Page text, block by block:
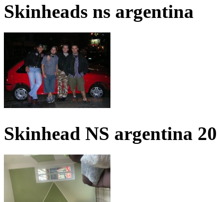
Skinheads ns argentina
Skinhead NS argentina